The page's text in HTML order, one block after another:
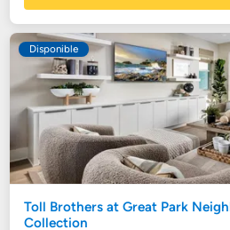
Disponible
Toll Brothers at Great Park
Collection